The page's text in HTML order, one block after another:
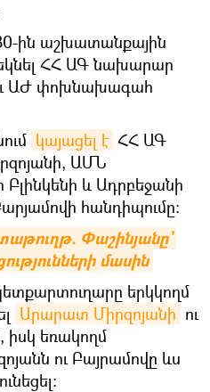
ին աշխատանքային
ՀՀ ԱԳ նախարար
ԱԺ փոխնախագահ
կայացել է ՀՀ ԱԳ
ԱՄՆ
և Ադրբեջանի
հանդիպումը։
Փաշինյանը`
մասին
երկկողմ
Արարատ Միրզոյանի ու
իսկ եռակողմ
ու Բայրամովը ևս